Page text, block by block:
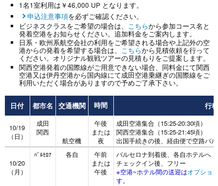
1名1室利用は￥46,000 UP となります。
申込注意事項を必ずご確認ください。
ビジネスクラスをご希望の場合は、
こちらから参加コース名と
発着空港をお知らせください。追加料金をご案内します。
日系・欧州系航空会社の利用をご希望される場合や上記外の空
港からの発着を希望する場合は、 こちらから見積依頼を行って
ください。オリジナル観戦ツアーの見積もりをご提案します。
関西空港発着の国際線がご用意できない場合、同料金にて関西
空港又は伊丹空港から国内線にて成田空港乗継ぎの国際線をご
利用いただく場合がありますので予めご了承下さい。
日付 都市名 交通機関 時間 行程
10/19
（日）
成田
関西
航空機
午後
または
夜
成田空港集合（15:25-20:30頃）
関西空港集合（15:25-21:45頃）
出国手続きの後、経由便で空路バ
10/20
（月）
ﾊﾞﾙｾﾛﾅ 各自
午前
または
午後
バルセロナ到着後、各自ホテルへ
チェックイン後、フリー
※空港~ホテル間の送迎はオプショ
す。